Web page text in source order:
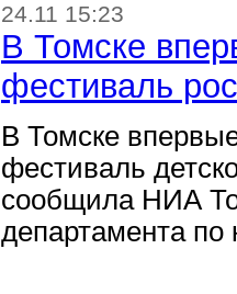
24.11 15:23
В Томске
фестиваль
В Томске
фестиваль
сообщила НИА
департамента по